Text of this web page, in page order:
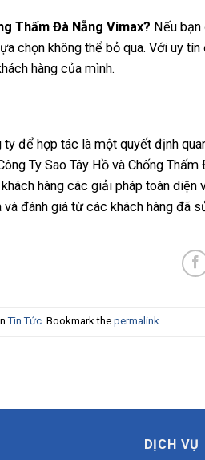
Thấm Đà Nẵng Vimax? Nếu
chọn không thể bỏ qua. Với uy
hàng của mình.
để hợp tác là một quyết định
Ty Sao Tây Hồ và Chống
hàng các giải pháp toàn
và đánh giá từ các khách hàng đã
Tin Tức. Bookmark the permalink.
DỊCH VỤ